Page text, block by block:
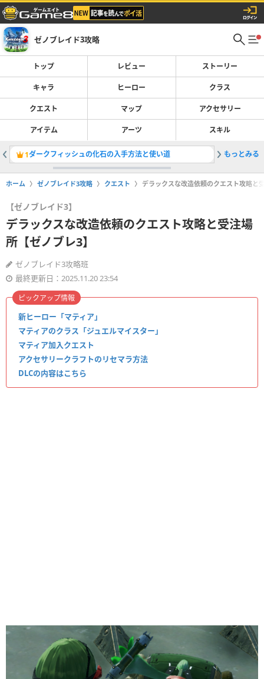
ゼノブレイド3攻略
トップ レビュー ストーリー
キャラ ヒーロー クラス
クエスト マップ アクセサリー
アイテム アーツ スキル
1ダークフィッシュの化石の入手方法と使い道 2偏食改
もっとみる
ホーム ゼノブレイド3攻略 クエスト デラックスな改造依頼のクエスト攻略と
【ゼノブレイド3】
デラックスな改造依頼のクエスト攻略と受注場
所【ゼノブレ3】
ゼノブレイド3攻略班
最終更新日：2025.11.20 23:54
新ヒーロー「マティア」
マティアのクラス「ジュエルマイスター」
マティア加入クエスト
アクセサリークラフトのリセマラ方法
DLCの内容はこちら
ピックアップ情報